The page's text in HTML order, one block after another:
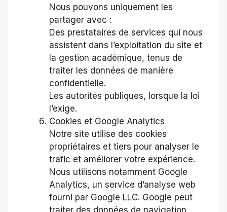
Nous pouvons uniquement les
partager avec :
Des prestataires de services qui nous
assistent dans l’exploitation du site et
la gestion académique, tenus de
traiter les données de manière
confidentielle.
Les autorités publiques, lorsque la loi
l’exige.
Cookies et Google Analytics
Notre site utilise des cookies
propriétaires et tiers pour analyser le
trafic et améliorer votre expérience.
Nous utilisons notamment Google
Analytics, un service d’analyse web
fourni par Google LLC. Google peut
traiter des données de navigation